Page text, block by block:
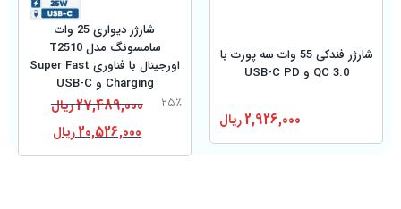
شارژر فندکی 55 وات سه پورت با
QC 3.0 و USB-C PD
2,926,000ریال
شارژر دیواری 25 وات
سامسونگ مدل T2510
اورجینال با فناوری Super Fast
Charging و USB-C
27,489,000ریال
20,526,000ریال
۲۵٪